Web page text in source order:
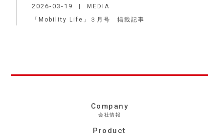
2026-03-19
MEDIA
「Mobility Life」３月号 掲載記事
Company
会社情報
Product